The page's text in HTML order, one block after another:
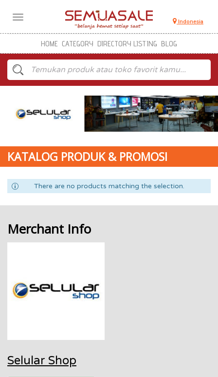
Toggle
Indonesia
HOME CATEGORY DIRECTORY LISTING BLOG
KATALOG PRODUK & PROMOSI
There are no products matching the selection.
Merchant Info
Selular Shop